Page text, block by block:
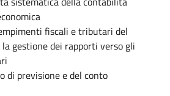
fiscali e tributari del
la gestione dei rapporti verso gli
di previsione e del conto